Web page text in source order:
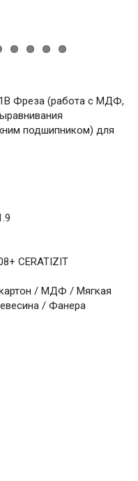
Фреза (работа с МДФ,
подшипником) для
CERATIZIT
/ МДФ / Мягкая
/ Фанера